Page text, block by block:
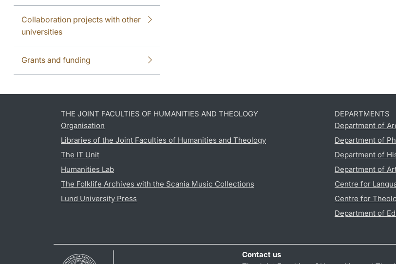
Collaboration projects with other
universities
Grants and funding
THE JOINT FACULTIES OF HUMANITIES AND THEOLOGY
Organisation
Libraries of the Joint Faculties of Humanities and Theology
The IT Unit
Humanities Lab
The Folklife Archives with the Scania Music Collections
Lund University Press
DEPARTMENTS
Department of
Department of
Department of
Department of
Centre for
Centre for
Department of
Contact us